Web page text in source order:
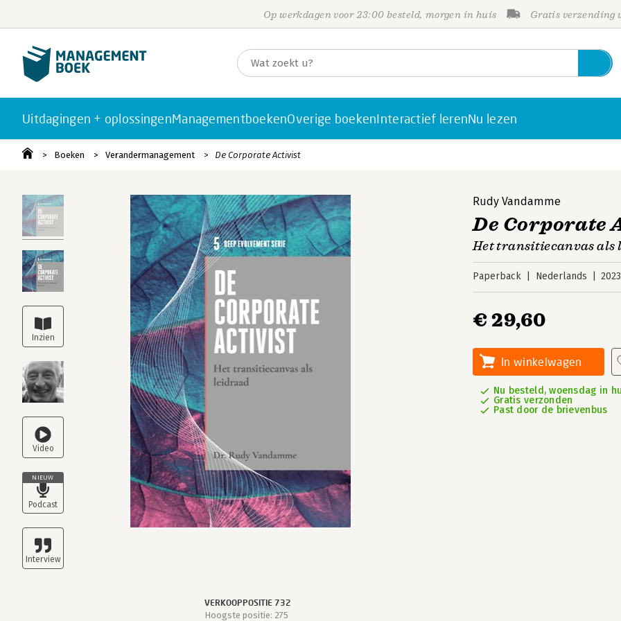
Op werkdagen voor 23:00 besteld, morgen in huis Gratis verzending
Uitdagingen + oplossingenManagementboekenOverige boekenInteractief lerenNu lezen
Boeken Verandermanagement De Corporate Activist
NIEUW
VERKOOPPOSITIE 732
Hoogste positie: 275
Rudy Vandamme
De Corporate
Het transitiecanvas als
Paperback Nederlands 2023
€ 29,60
In winkelwagen
Nu besteld, woensdag in
Gratis verzonden
Past door de brievenbus